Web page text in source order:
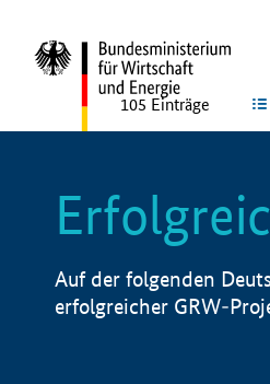
105 Einträge
Auf der folgenden
erfolgreicher GRW-